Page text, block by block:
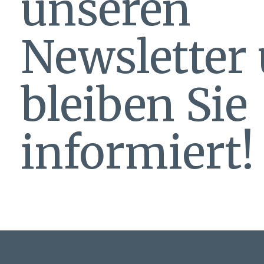
Newsletter
bleiben Sie
informiert!